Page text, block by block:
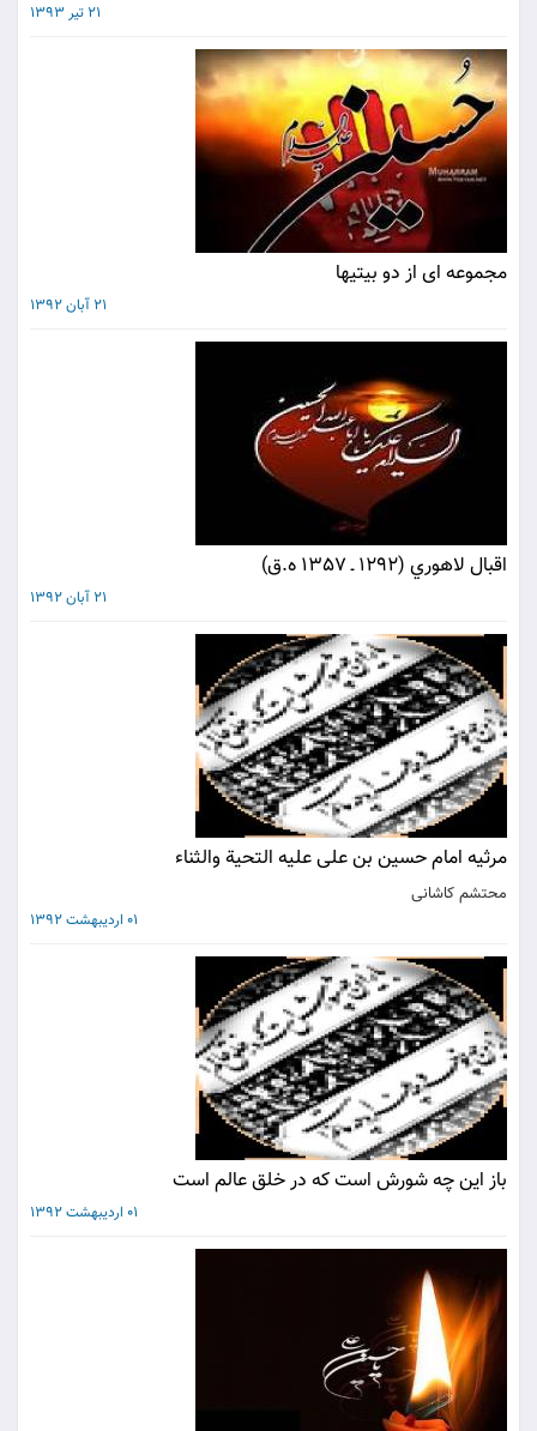
21 تیر 1393
مجموعه ای از دو بیتیها
21 آبان 1392
اقبال لاهوري (1292 ـ 1357 ه.ق‌)
21 آبان 1392
مرثیه امام حسین بن علی علیه التحیة والثناء
محتشم کاشانی
01 اردیبهشت 1392
باز این چه شورش است که در خلق عالم است
01 اردیبهشت 1392